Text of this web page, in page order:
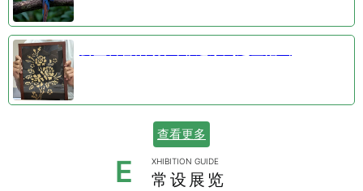
查看更多
E XHIBITION GUIDE
常设展览